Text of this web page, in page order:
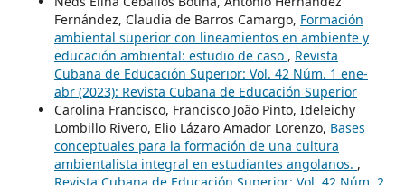
Fernández, Claudia de Barros Camargo, Formación
ambiental superior con lineamientos en ambiente y
educación ambiental: estudio de caso , Revista
Cubana de Educación Superior: Vol. 42 Núm. 1 ene-
abr (2023): Revista Cubana de Educación Superior
Carolina Francisco, Francisco João Pinto, Ideleichy
Lombillo Rivero, Elio Lázaro Amador Lorenzo, Bases
conceptuales para la formación de una cultura
ambientalista integral en estudiantes angolanos. ,